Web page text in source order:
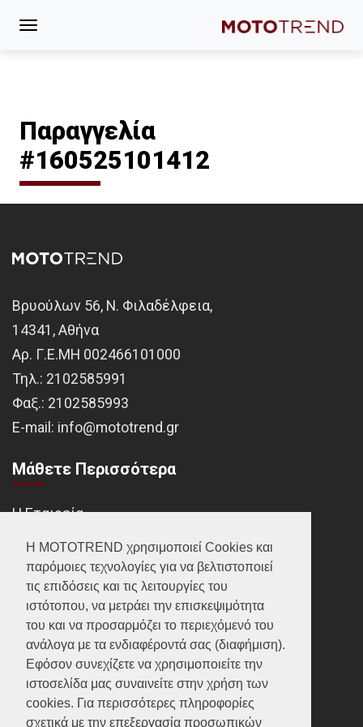
Η MOTOTREND χρησιμοποιεί Cookies και
παρόμοιες τεχνολογίες για να βελτιστοποιεί
τις επιδόσεις και τις λειτουργίες του
ιστότοπου, να μετράει την επισκεψιμότητα
του και να προσαρμόζει το περιεχόμενό του
ανάλογα με τα ενδιαφέροντά σας (διαφήμιση).
Εφόσον συνεχίζετε να χρησιμοποιείτε την
ιστοσελίδα μας συναινείτε στην χρήση των
cookies. Για περισσότερες πληροφορίες
σχετικά με την επεξεργασία προσωπικών
Παραγγελία
#160525101412
Βρυούλων 56, Ν. Φιλαδέλφεια,
14341, Αθήνα
Αρ. Γ.Ε.ΜΗ 002466101000
Τηλ.: 2102585991
Φαξ.: 2102585993
Ε-mail: info@mototrend.gr
Μάθετε Περισσότερα
Η Εταιρεία
Brands
Νέα
Οικονομικά στοιχεία
Υποστήριξη
Επικοινωνία